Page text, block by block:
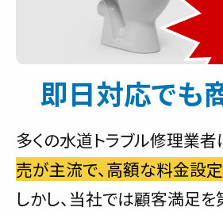
即日対応でも
多くの水道トラブル修理業者
売が主流で、高額な料金設
しかし、当社では顧客満足を